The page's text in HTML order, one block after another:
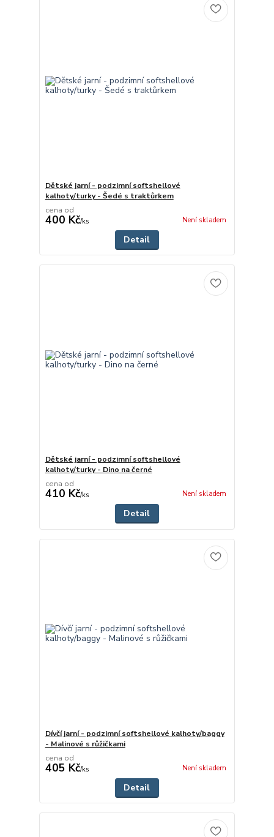
Dětské jarní - podzimní softshellové
kalhoty/turky - Šedé s traktůrkem
cena od
400 Kč/ks Není skladem
Detail
Dětské jarní - podzimní softshellové
kalhoty/turky - Dino na černé
cena od
410 Kč/ks Není skladem
Detail
Dívčí jarní - podzimní softshellové kalhoty/baggy
- Malinové s růžičkami
cena od
405 Kč/ks Není skladem
Detail